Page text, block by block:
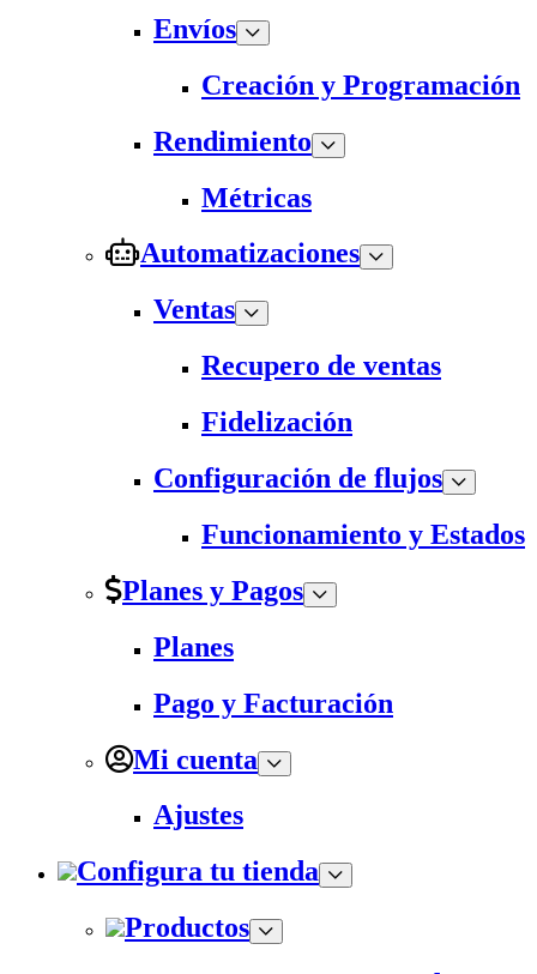
Envíos
Creación y Programación
Rendimiento
Métricas
Automatizaciones
Ventas
Recupero de ventas
Fidelización
Configuración de flujos
Funcionamiento y Estados
Planes y Pagos
Planes
Pago y Facturación
Mi cuenta
Ajustes
Configura tu tienda
Productos